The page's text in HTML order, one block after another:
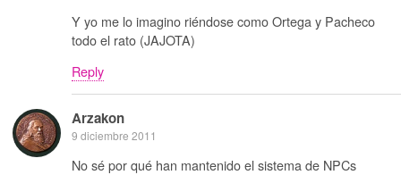
Y yo me lo imagino riéndose como Ortega y Pacheco
todo el rato (JAJOTA)
Reply
Arzakon
9 diciembre 2011
No sé por qué han mantenido el sistema de NPCs